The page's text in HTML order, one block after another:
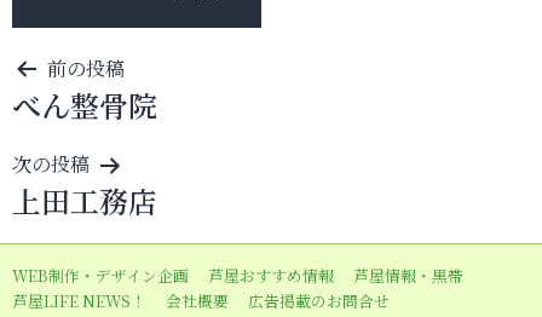
投
稿
ナ
ビ
ゲ
ー
シ
前の投稿
べん整骨院
次の投稿
上田工務店
WEB制作・デザイン企画 芦屋おすすめ情報
芦屋情報・黒帯
芦屋LIFE NEWS！
会社概要 広告掲載のお問合せ